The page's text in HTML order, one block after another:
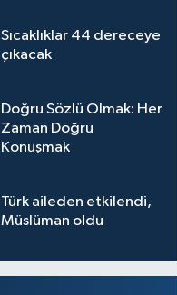
Sıcaklıklar 44 dereceye
çıkacak
Doğru Sözlü Olmak: Her
Zaman Doğru
Konuşmak
Türk aileden etkilendi,
Müslüman oldu